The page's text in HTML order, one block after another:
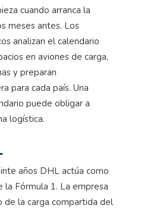
cuando arranca la
meses antes. Los
analizan el calendario
en aviones de carga,
y preparan
para cada país. Una
puede obligar a
logística.
años DHL actúa como
la Fórmula 1. La empresa
de la carga compartida del